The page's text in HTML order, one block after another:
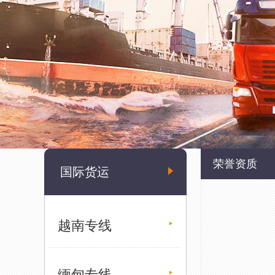
国际货运
越南专线
荣誉资质